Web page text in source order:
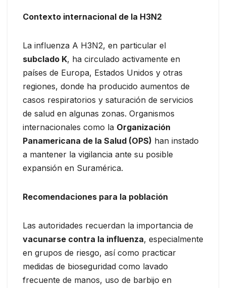
Contexto internacional de la H3N2
La influenza A H3N2, en particular el
subclado K, ha circulado activamente en
países de Europa, Estados Unidos y otras
regiones, donde ha producido aumentos de
casos respiratorios y saturación de servicios
de salud en algunas zonas. Organismos
internacionales como la Organización
Panamericana de la Salud (OPS) han instado
a mantener la vigilancia ante su posible
expansión en Suramérica.
Recomendaciones para la población
Las autoridades recuerdan la importancia de
vacunarse contra la influenza, especialmente
en grupos de riesgo, así como practicar
medidas de bioseguridad como lavado
frecuente de manos, uso de barbijo en